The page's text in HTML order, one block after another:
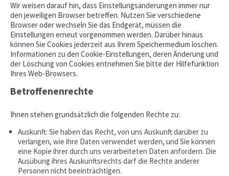
Wir weisen darauf hin, dass Einstellungsänderungen immer nur
den jeweiligen Browser betreffen. Nutzen Sie verschiedene
Browser oder wechseln Sie das Endgerät, müssen die
Einstellungen erneut vorgenommen werden. Darüber hinaus
können Sie Cookies jederzeit aus Ihrem Speichermedium löschen.
Informationen zu den Cookie-Einstellungen, deren Änderung und
der Löschung von Cookies entnehmen Sie bitte der Hilfefunktion
Ihres Web-Browsers.
Betroffenenrechte
Ihnen stehen grundsätzlich die folgenden Rechte zu:
Auskunft: Sie haben das Recht, von uns Auskunft darüber zu
verlangen, wie ihre Daten verwendet werden, und Sie können
eine Kopie ihrer durch uns verarbeiteten Daten anfordern. Die
Ausübung ihres Auskunftsrechts darf die Rechte anderer
Personen nicht beeinträchtigen.